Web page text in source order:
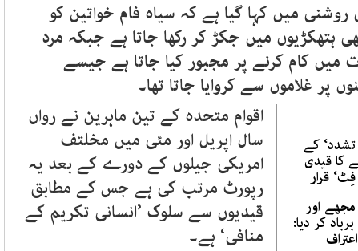
میں کہا گیا ہے کہ سیاہ فام خواتین کو
میں جکڑ کر رکھا جاتا ہے جبکہ مرد
کام کرنے پر مجبور کیا جاتا ہے جیسے
پر غلاموں سے کروایا جاتا تھا۔
کے
کا قیدی
قرار
مجھے اور
کر دیا:
اقوام متحدہ کے تین ماہرین نے رواں
سال اپریل اور مئی میں مخلتف
امریکی جیلوں کے دورے کے بعد یہ
رپورٹ مرتب کی ہے جس کے مطابق
قیدیوں سے سلوک ’انسانی تکریم کے
منافی‘ ہے۔